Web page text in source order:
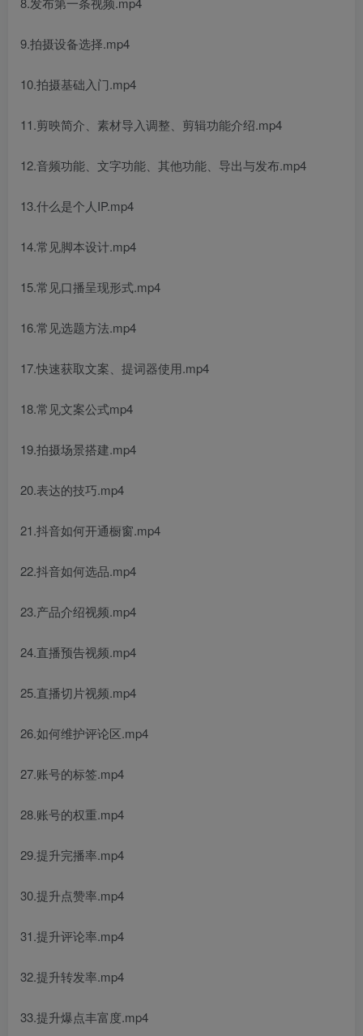
9.拍摄设备选择.mp4
10.拍摄基础入门.mp4
11.剪映简介、素材导入调整、剪辑功能介绍.mp4
12.音频功能、文字功能、其他功能、导出与发布.mp4
13.什么是个人IP.mp4
14.常见脚本设计.mp4
15.常见口播呈现形式.mp4
16.常见选题方法.mp4
17.快速获取文案、提词器使用.mp4
18.常见文案公式mp4
19.拍摄场景搭建.mp4
20.表达的技巧.mp4
21.抖音如何开通橱窗.mp4
22.抖音如何选品.mp4
23.产品介绍视频.mp4
24.直播预告视频.mp4
25.直播切片视频.mp4
26.如何维护评论区.mp4
27.账号的标签.mp4
28.账号的权重.mp4
29.提升完播率.mp4
30.提升点赞率.mp4
31.提升评论率.mp4
32.提升转发率.mp4
33.提升爆点丰富度.mp4